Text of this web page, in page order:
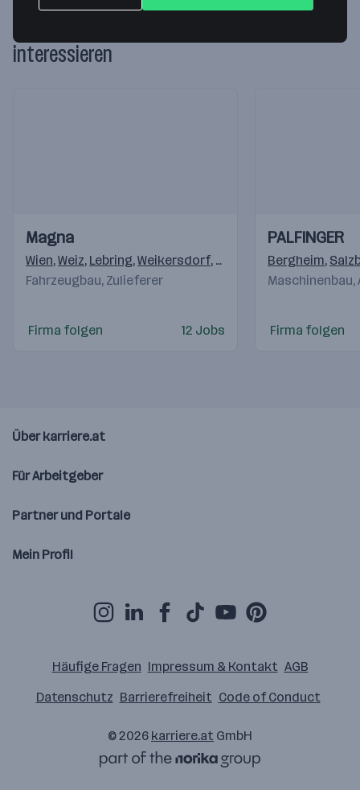
interessieren
Videos
Einblicke
Einblicke
Magna
Wien,Weiz, Lebring,Weikersdorf, Krottendorf (Weiz),
Fahrzeugbau, Zulieferer
Firma folgen 12 Jobs
Videos
Einblicke
Einblicke
PALFINGER
Bergheim,
Maschinenbau,
Firma folgen
Über karriere.at
Für Arbeitgeber
Partner und Portale
Mein Profil
Häufige Fragen Impressum & Kontakt AGB
Datenschutz Barrierefreiheit Code of Conduct
© 2026 karriere.at GmbH